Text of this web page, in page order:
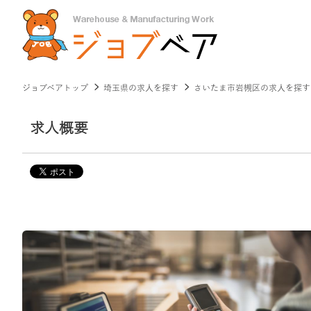
ジョブベアトップ 埼玉県の求人を探す さいたま市岩槻区の求人を探す
求人概要